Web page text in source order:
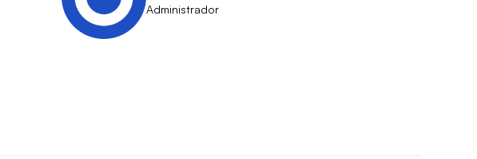
Administrador